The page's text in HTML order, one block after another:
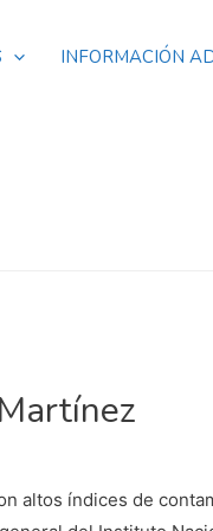
INFORMACIÓN
altos índices de